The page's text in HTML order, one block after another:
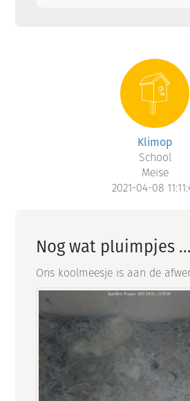
Klimop
School
Meise
2021-04-08
Nog wat pluimpjes ...
Ons koolmeesje is aan de